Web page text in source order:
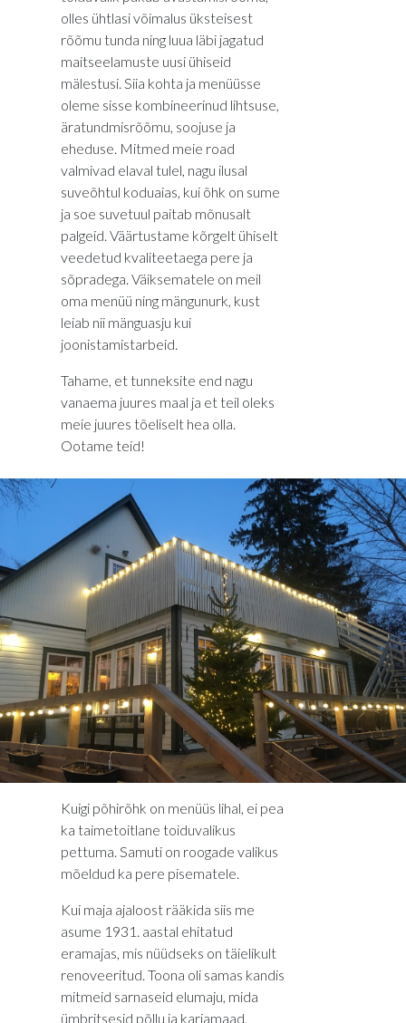
olles ühtlasi võimalus üksteisest
rõõmu tunda ning luua läbi jagatud
maitseelamuste uusi ühiseid
mälestusi. Siia kohta ja menüüsse
oleme sisse kombineerinud lihtsuse,
äratundmisrõõmu, soojuse ja
eheduse. Mitmed meie road
valmivad elaval tulel, nagu ilusal
suveõhtul koduaias, kui õhk on sume
ja soe suvetuul paitab mõnusalt
palgeid. Väärtustame kõrgelt ühiselt
veedetud kvaliteetaega pere ja
sõpradega. Väiksematele on meil
oma menüü ning mängunurk, kust
leiab nii mänguasju kui
joonistamistarbeid.
Tahame, et tunneksite end nagu
vanaema juures maal ja et teil oleks
meie juures tõeliselt hea olla.
Ootame teid!
Kuigi põhirõhk on menüüs lihal, ei pea
ka taimetoitlane toiduvalikus
pettuma. Samuti on roogade valikus
mõeldud ka pere pisematele.
Kui maja ajaloost rääkida siis me
asume 1931. aastal ehitatud
eramajas, mis nüüdseks on täielikult
renoveeritud. Toona oli samas kandis
mitmeid sarnaseid elumaju, mida
ümbritsesid põllu ja karjamaad.